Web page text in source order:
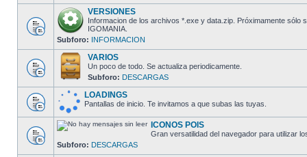
VERSIONES
Informacion de los archivos *.exe y data.zip. Próximamente sólo
IGOMANIA.
Subforo: INFORMACION
VARIOS
Un poco de todo. Se actualiza periodicamente.
Subforo: DESCARGAS
LOADINGS
Pantallas de inicio. Te invitamos a que subas las tuyas.
ICONOS POIS
Gran versatilidad del navegador para utilizar
Subforo: DESCARGAS